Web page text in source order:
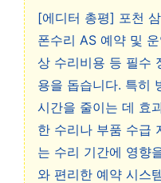
[에디터 총평] 포천
폰수리 AS 예약 및
상 수리비용 등 필수
용을 돕습니다. 특히
시간을 줄이는 데 효
한 수리나 부품 수급
는 수리 기간에 영향
와 편리한 예약 시스